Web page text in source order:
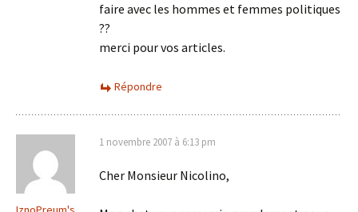
faire avec les hommes et femmes politiques
??
merci pour vos articles.
Répondre
1 novembre 2007 à 6:13 pm
Cher Monsieur Nicolino,